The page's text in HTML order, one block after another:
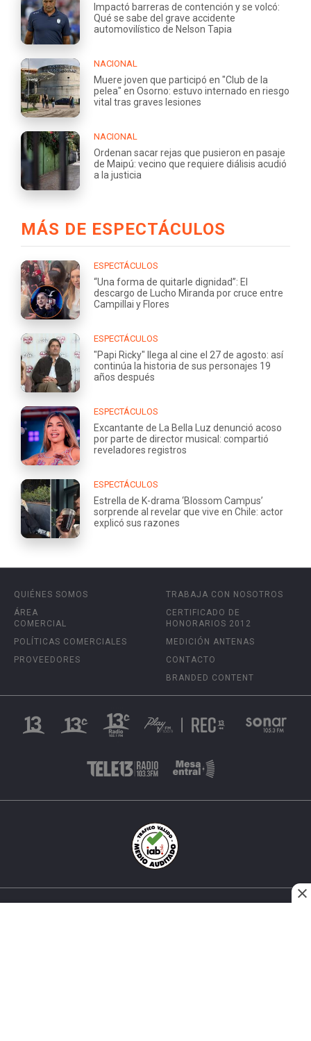
Impactó barreras de contención y se volcó:
Qué se sabe del grave accidente
automovilístico de Nelson Tapia
NACIONAL
Muere joven que participó en "Club de la
pelea" en Osorno: estuvo internado en riesgo
vital tras graves lesiones
NACIONAL
Ordenan sacar rejas que pusieron en pasaje
de Maipú: vecino que requiere diálisis acudió
a la justicia
MÁS DE ESPECTÁCULOS
ESPECTÁCULOS
“Una forma de quitarle dignidad”: El
descargo de Lucho Miranda por cruce entre
Campillai y Flores
ESPECTÁCULOS
"Papi Ricky" llega al cine el 27 de agosto: así
continúa la historia de sus personajes 19
años después
ESPECTÁCULOS
Excantante de La Bella Luz denunció acoso
por parte de director musical: compartió
reveladores registros
ESPECTÁCULOS
Estrella de K-drama ‘Blossom Campus’
sorprende al revelar que vive en Chile: actor
explicó sus razones
QUIÉNES SOMOS
ÁREA
COMERCIAL
POLÍTICAS COMERCIALES
PROVEEDORES
TRABAJA CON NOSOTROS
CERTIFICADO DE
HONORARIOS 2012
MEDICIÓN ANTENAS
CONTACTO
BRANDED CONTENT